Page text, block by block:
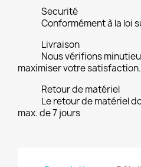
Securité
Conformément à la loi
Livraison
Nous vérifions
maximiser votre satisfaction.
Retour de matériel
Le retour de matériel
max. de 7 jours